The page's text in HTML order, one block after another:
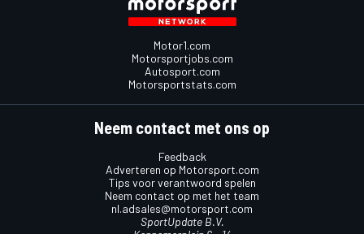
Motor1.com
Motorsportjobs.com
Autosport.com
Motorsportstats.com
Neem contact met ons op
Feedback
Adverteren op Motorsport.com
Tips voor verantwoord spelen
Neem contact op met het team
nl.adsales@motorsport.com
SportUpdate B.V.